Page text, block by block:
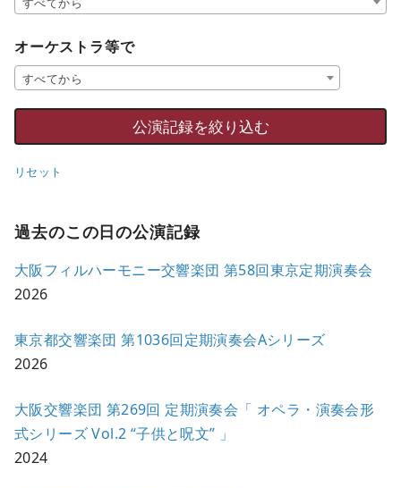
オーケストラ等で
すべてから
リセット
過去のこの日の公演記録
大阪フィルハーモニー交響楽団 第58回東京定期演奏会
2026
東京都交響楽団 第1036回定期演奏会Aシリーズ
2026
大阪交響楽団 第269回 定期演奏会「 オペラ・演奏会形
式シリーズ Vol.2 “子供と呪文” 」
2024